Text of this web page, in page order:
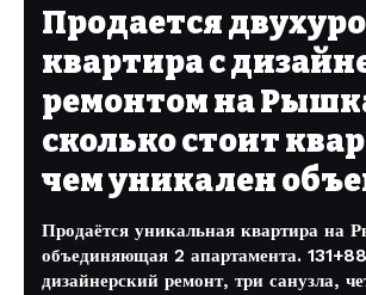
Продается
квартира с
ремонтом на
сколько стоит
чем уникален
Продаётся уникальная квартира на
объединяющая 2 апартамента.
дизайнерский ремонт, три санузла,